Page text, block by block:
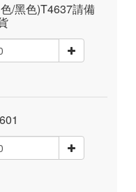
/黑色)T4637請備